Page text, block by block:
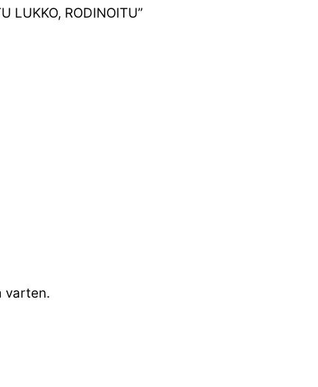
LUKKO, RODINOITU”
varten.